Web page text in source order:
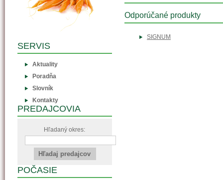
Odporúčané produkty
SIGNUM
SERVIS
Aktuality
Poradňa
Slovník
Kontakty
PREDAJCOVIA
Hľadaný okres:
POČASIE